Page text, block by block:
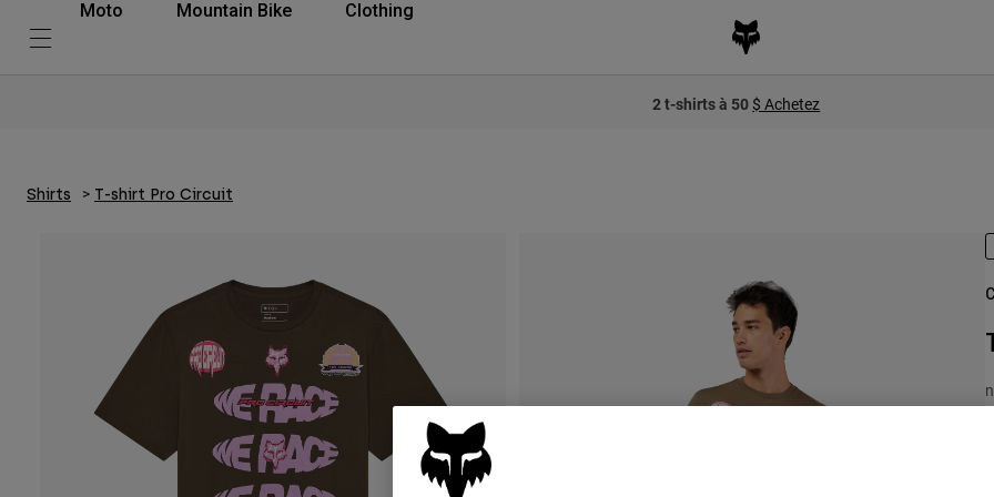
Moto Mountain Bike Clothing
2 t-shirts à 50 $ Achetez
Shirts T-shirt Pro Circuit